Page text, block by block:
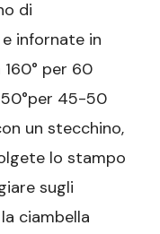
di
infornate in
per 60
per 45-50
un stecchino,
lo stampo
sugli
ciambella